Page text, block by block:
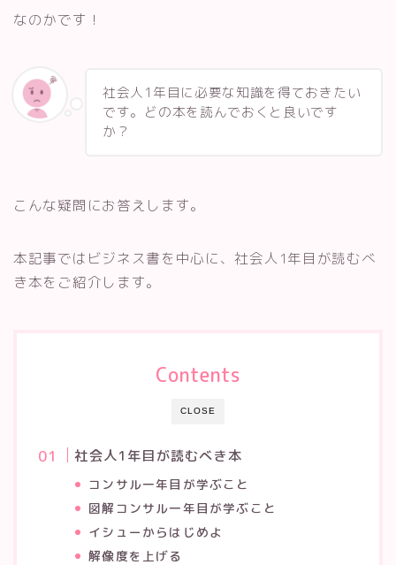
なのかです！
社会人1年目に必要な知識を得ておきたい
です。どの本を読んでおくと良いです
か？
こんな疑問にお答えします。
本記事ではビジネス書を中心に、社会人1年目が読むべ
き本をご紹介します。
CLOSE
Contents
社会人1年目が読むべき本
コンサル一年目が学ぶこと
図解コンサル一年目が学ぶこと
イシューからはじめよ
解像度を上げる